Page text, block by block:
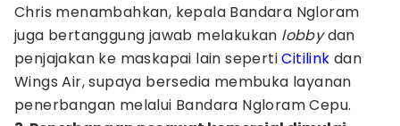
Chris menambahkan, kepala Bandara Ngloram
juga bertanggung jawab melakukan lobbydan
penjajakan ke maskapai lain sepertiCitilink dan
Wings Air, supaya bersedia membuka layanan
penerbangan melalui Bandara Ngloram Cepu.